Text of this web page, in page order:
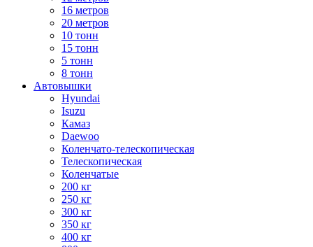
16 метров
20 метров
10 тонн
15 тонн
5 тонн
8 тонн
Автовышки
Hyundai
Isuzu
Камаз
Daewoo
Коленчато-телескопическая
Телескопическая
Коленчатые
200 кг
250 кг
300 кг
350 кг
400 кг